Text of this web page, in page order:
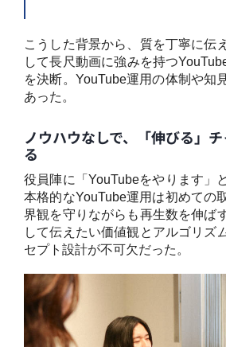
こうした背景から、質を丁寧に伝
して長尺動画に強みを持つ
を決断。YouTube運用の体制や知
あった。
ノウハウなしで、「伸びる」
る
役員陣に「YouTubeをやります」
本格的なYouTube運用は初めての
界観を守りながらも再生数を伸ば
して伝えたい価値観とアルゴリズ
セプト設計が不可欠だった。